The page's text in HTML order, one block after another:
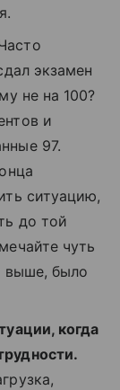
экзамен
не на 100?
и
97.
ситуацию,
до той
чуть
выше, было
когда